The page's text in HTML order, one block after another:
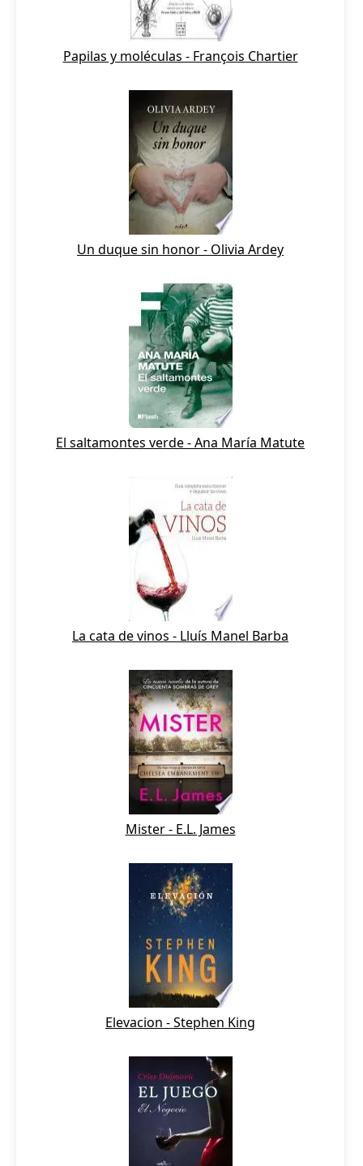
Papilas y moléculas - François Chartier
Un duque sin honor - Olivia Ardey
El saltamontes verde - Ana María Matute
La cata de vinos - Lluís Manel Barba
Mister - E.L. James
Elevacion - Stephen King